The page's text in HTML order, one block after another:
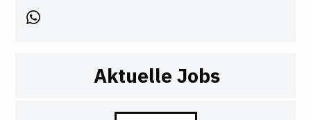
Aktuelle Jobs